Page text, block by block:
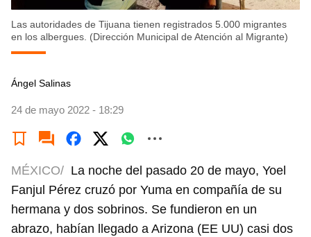
Las autoridades de Tijuana tienen registrados 5.000 migrantes
en los albergues. (Dirección Municipal de Atención al Migrante)
Ángel Salinas
24 de mayo 2022 - 18:29
MÉXICO/ La noche del pasado 20 de mayo, Yoel
Fanjul Pérez cruzó por Yuma en compañía de su
hermana y dos sobrinos. Se fundieron en un
abrazo, habían llegado a Arizona (EE UU) casi dos